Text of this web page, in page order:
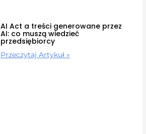
AI Act a treści generowane przez
AI: co muszą wiedzieć
przedsiębiorcy
Przeczytaj Artykuł »